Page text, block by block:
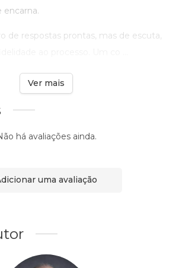
de respostas prontas, mas de escuta,
Ver mais
há avaliações ainda.
uma avaliação